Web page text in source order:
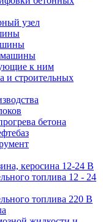
узел
к ним
и строительных
бетона
керосина 12-24 В
топлива 12 - 24
топлива 220 В